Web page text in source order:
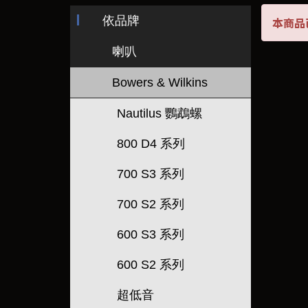
依品牌
喇叭
Bowers & Wilkins
Nautilus 鸚鵡螺
800 D4 系列
700 S3 系列
700 S2 系列
600 S3 系列
600 S2 系列
超低音
本商